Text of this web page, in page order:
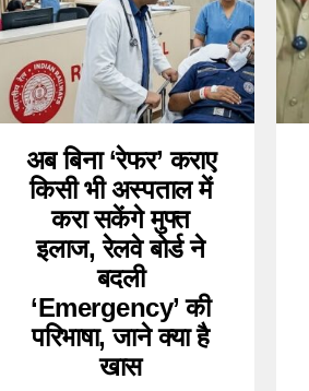
अब बिना ‘रेफर’ कराए
किसी भी अस्पताल में
करा सकेंगे मुफ्त
इलाज, रेलवे बोर्ड ने
बदली
‘Emergency’ की
परिभाषा, जाने क्या है
खास